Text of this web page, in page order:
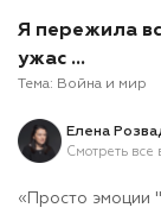
Я пережила
ужас ...
Тема: Война и мир
Елена
Смотреть все
«Просто эмоции